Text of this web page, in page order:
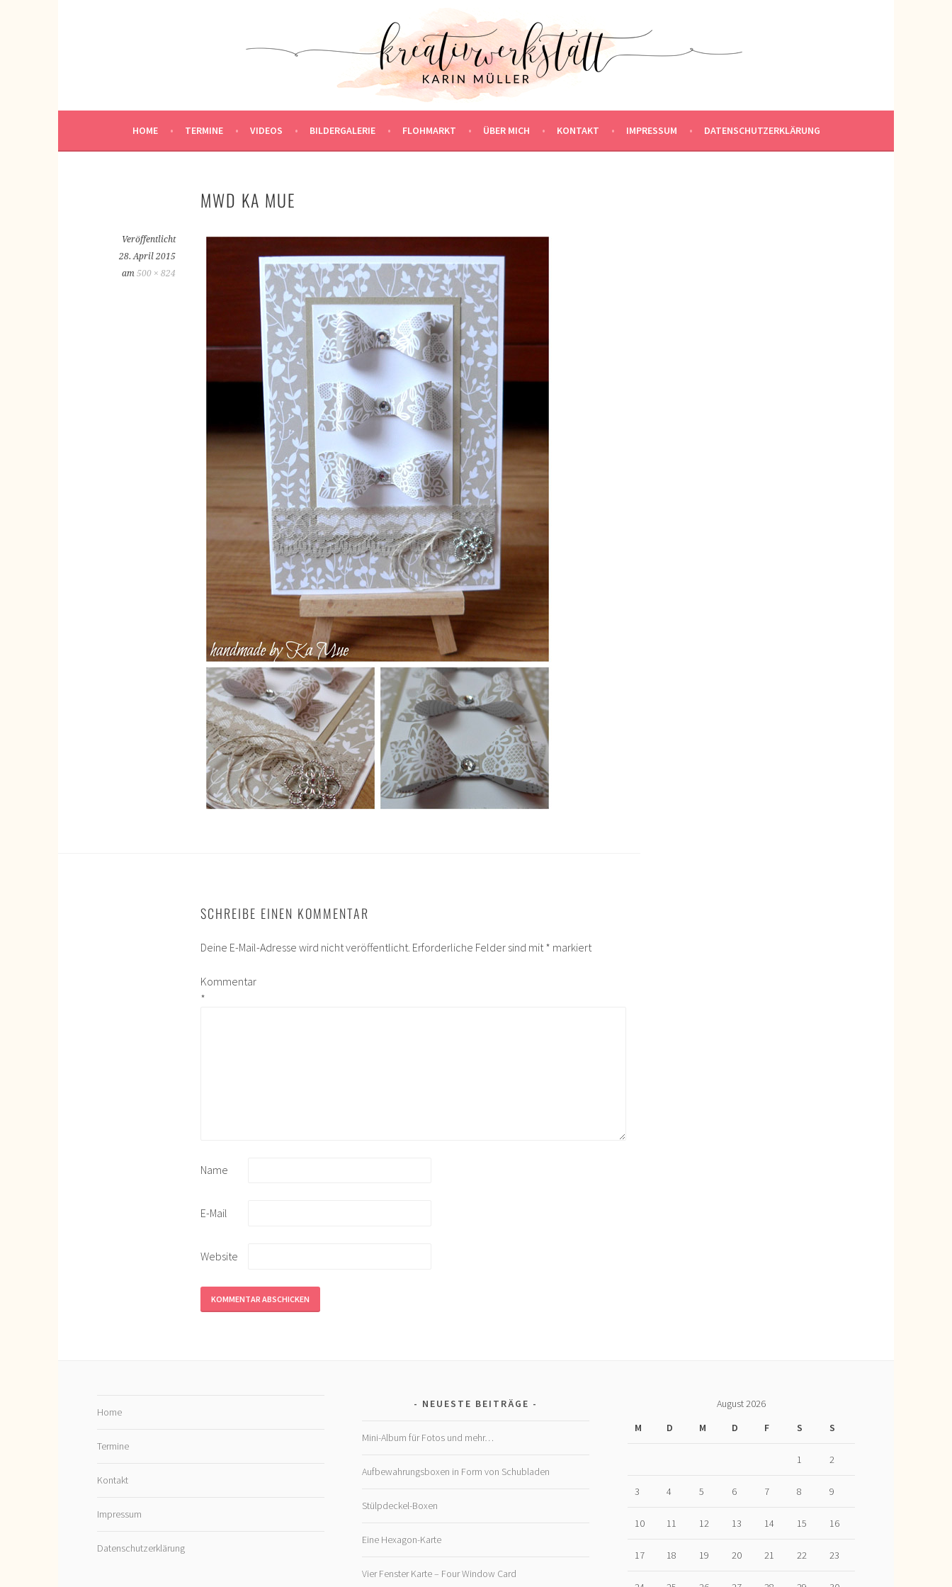
KREATIVWERKSTATT
HOME TERMINE VIDEOS BILDERGALERIE FLOHMARKT ÜBER MICH KONTAKT IMPRESSUM DATENSCHUTZERKLÄRUNG
MWD KA MUE
Veröffentlicht
28. April 2015
am 500 × 824
SCHREIBE EINEN KOMMENTAR
Deine E-Mail-Adresse wird nicht veröffentlicht. Erforderliche Felder sind mit * markiert
Kommentar
*
Name
E-Mail
Website
Home
Termine
Kontakt
Impressum
Datenschutzerklärung
NEUESTE BEITRÄGE
Mini-Album für Fotos und mehr…
Aufbewahrungsboxen in Form von Schubladen
Stülpdeckel-Boxen
Eine Hexagon-Karte
Vier Fenster Karte – Four Window Card
August 2026
M
D M D F S S
1 2
3 4 5 6 7 8 9
10 11 12 13 14 15 16
17 18 19 20 21 22 23